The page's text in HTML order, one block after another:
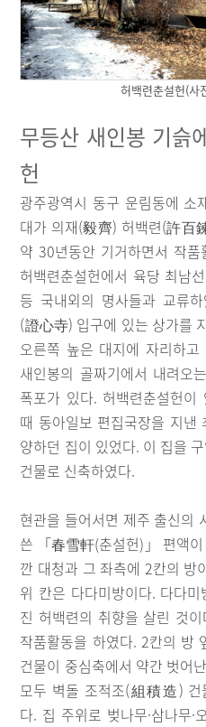
허백련춘설헌(사
무등산 새인봉 기슭
헌
광주광역시 동구 운림동에 소
대가 의재(毅齊) 허백련(許百
약 30년동안 기거하면서 작
허백련춘설헌에서 육당 최남
등 국내외의 명사들과 교류
(證心寺) 입구에 있는 상가를
오른쪽 높은 대지에 자리하
새인봉의 골짜기에서 내려오
폭포가 있다. 허백련춘설헌
때 동아일보 편집국장을 지낸
양하던 집이 있었다. 이 집을
건물로 신축하였다.
현관을 들어서면 제주 출신의
쓴 「春雪軒(춘설헌)」 편액
깐 대청과 그 좌측에 2칸의 방
위 칸은 다다미방이다. 다다
진 허백련의 취향을 살린 것
작품활동을 하였다. 2칸의 방
건물이 중심축에서 약간 벗어
모두 벽돌 조적조(組積造) 건
다. 집 주위로 벚나무·삼나무·